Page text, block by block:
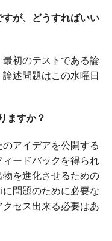
すが、どうすればいい
初のテストである論
述問題はこの水曜日
ますか？
アイデアを公開する
ードバックを得られ
を進化させるための
問題のために必要な
セス出来る必要はあ